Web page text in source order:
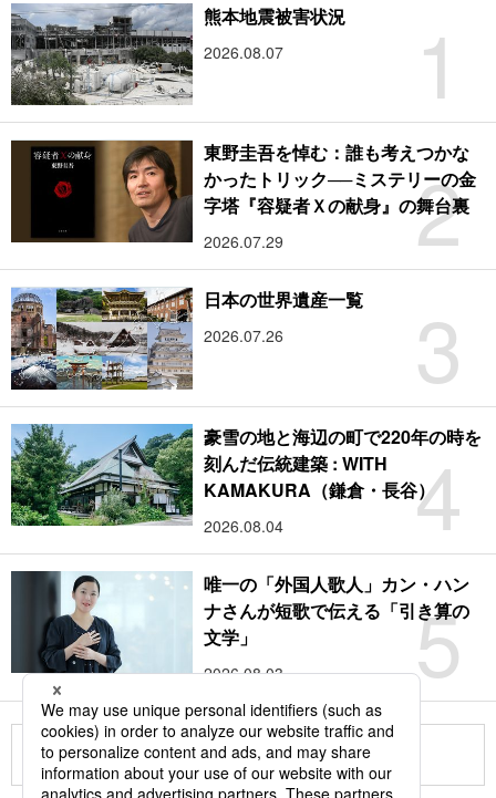
1
熊本地震被害状況
2026.08.07
2
東野圭吾を悼む：誰も考えつかな
かったトリック──ミステリーの金
字塔『容疑者Ｘの献身』の舞台裏
2026.07.29
3
日本の世界遺産一覧
2026.07.26
4
豪雪の地と海辺の町で220年の時を
刻んだ伝統建築 : WITH
KAMAKURA（鎌倉・長谷）
2026.08.04
5
唯一の「外国人歌人」カン・ハン
ナさんが短歌で伝える「引き算の
文学」
2026.08.03
もっと見る